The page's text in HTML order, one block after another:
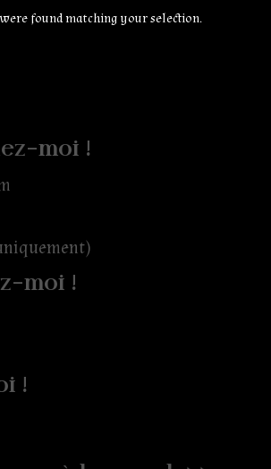
found matching your selection.
moi !
moi !
!